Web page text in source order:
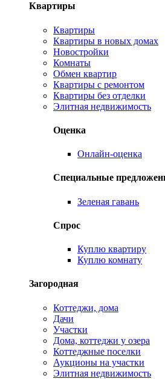
Квартиры
Квартиры
Квартиры в новых домах
Новостройки
Комнаты
Обмен квартир
Квартиры с ремонтом
Квартиры без отделки
Элитная недвижимость
Оценка
Онлайн-оценка
Специальные
Зеленая гавань
Спрос
Куплю квартиру
Куплю комнату
Загородная
Коттеджи, дома
Дачи
Участки
Дома, коттеджи у озера
Коттеджные поселки
Аукционы на участки
Элитная недвижимость